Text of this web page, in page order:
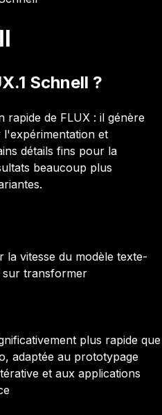
Schnell ?
rapide de FLUX : il génère
l'expérimentation et
détails fins pour la
beaucoup plus
la vitesse du modèle texte-
sur transformer
plus rapide que
adaptée au prototypage
et aux applications